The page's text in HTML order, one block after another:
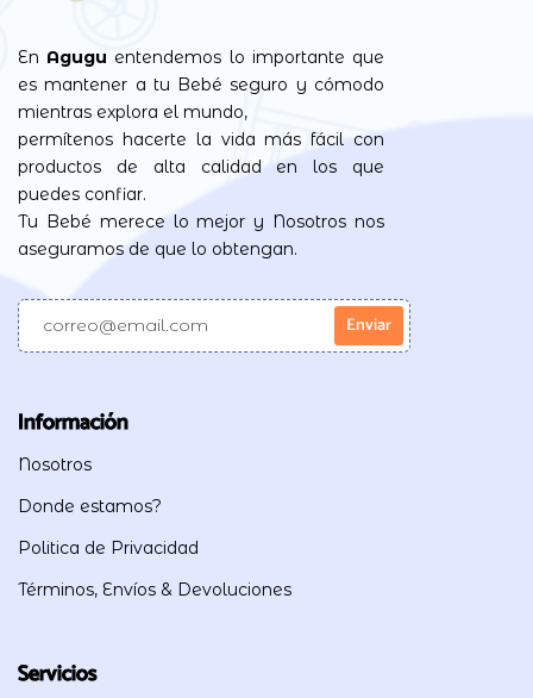
En Agugu entendemos lo importante que
es mantener a tu Bebé seguro y cómodo
mientras explora el mundo,
permítenos hacerte la vida más fácil con
productos de alta calidad en los que
puedes confiar.
Tu Bebé merece lo mejor y Nosotros nos
aseguramos de que lo obtengan.
Información
Nosotros
Donde estamos?
Politica de Privacidad
Términos, Envíos & Devoluciones
Servicios